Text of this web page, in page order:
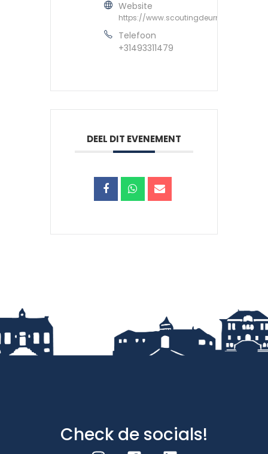
Website
https://www.scoutingdeurne.nl
Telefoon
+31493311479
DEEL DIT EVENEMENT
Check de socials!